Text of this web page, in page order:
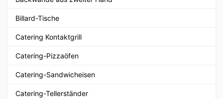
Billard-Tische
Catering Kontaktgrill
Catering-Pizzaöfen
Catering-Sandwicheisen
Catering-Tellerständer